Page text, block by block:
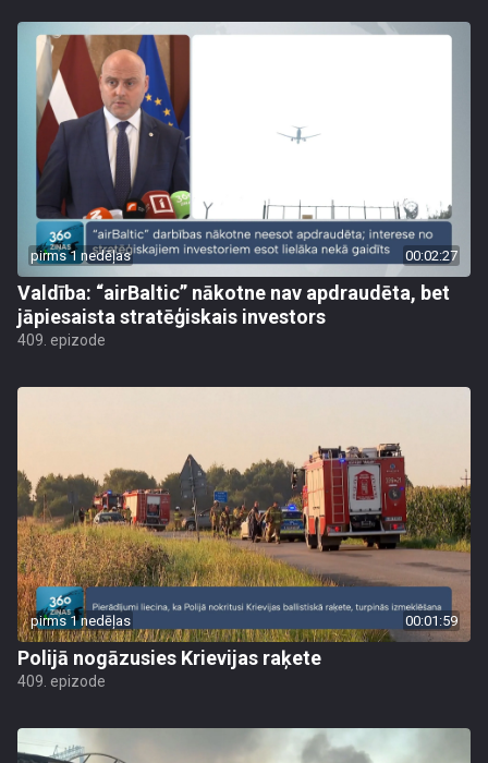
pirms 1 nedēļas 00:02:27
Valdība: “airBaltic” nākotne nav apdraudēta, bet
jāpiesaista stratēģiskais investors
409. epizode
pirms 1 nedēļas 00:01:59
Polijā nogāzusies Krievijas raķete
409. epizode